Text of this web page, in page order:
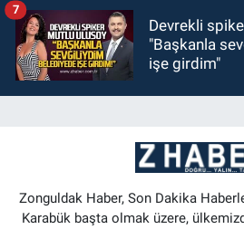
Devrekli
"Başkanla
işe girdim"
7
Zonguldak Haber, Son Dakika
Karabük başta olmak üzere,